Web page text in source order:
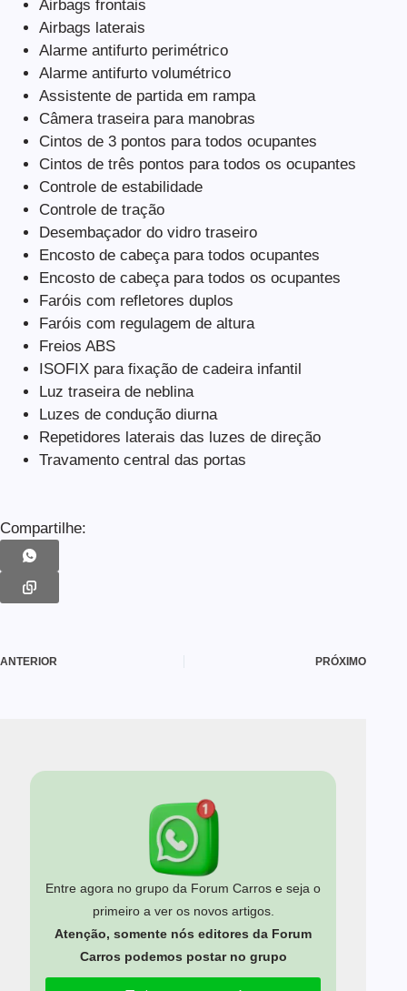
Airbags frontais
Airbags laterais
Alarme antifurto perimétrico
Alarme antifurto volumétrico
Assistente de partida em rampa
Câmera traseira para manobras
Cintos de 3 pontos para todos ocupantes
Cintos de três pontos para todos os ocupantes
Controle de estabilidade
Controle de tração
Desembaçador do vidro traseiro
Encosto de cabeça para todos ocupantes
Encosto de cabeça para todos os ocupantes
Faróis com refletores duplos
Faróis com regulagem de altura
Freios ABS
ISOFIX para fixação de cadeira infantil
Luz traseira de neblina
Luzes de condução diurna
Repetidores laterais das luzes de direção
Travamento central das portas
Compartilhe:
ANTERIOR PRÓXIMO
Entre agora no grupo da Forum Carros e seja o
primeiro a ver os novos artigos.
Atenção, somente nós editores da Forum
Carros podemos postar no grupo